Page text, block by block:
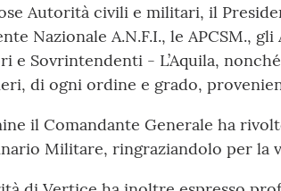
Autorità civili e militari, il
Nazionale A.N.F.I., le APCSM.,
e Sovrintendenti - L’Aquila,
di ogni ordine e grado,
il Comandante Generale ha
Militare, ringraziandolo per la